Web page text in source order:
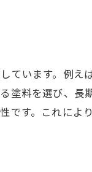
ラクティス
気候に適したア
ています。例
塗料を選び、
です。これによ